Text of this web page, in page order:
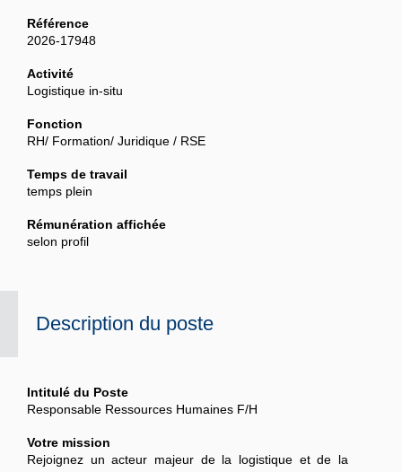
Description du poste
Intitulé du Poste
Responsable Ressources Humaines F/H
Votre mission
Rejoignez un acteur majeur de la logistique et de la
Référence
2026-17948
Activité
Logistique in-situ
Fonction
RH/ Formation/ Juridique / RSE
Temps de travail
temps plein
Rémunération affichée
selon profil